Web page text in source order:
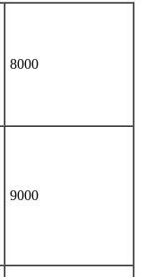
8000
9000